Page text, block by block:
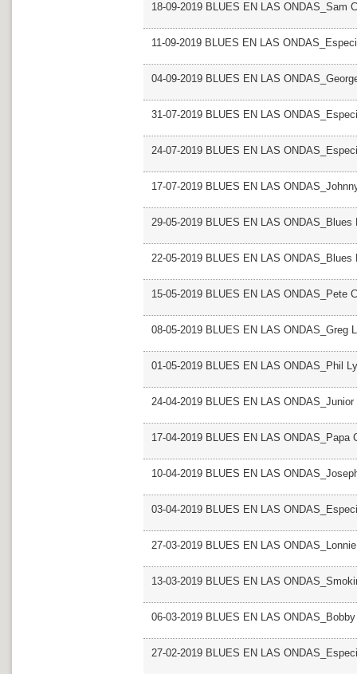
18-09-2019 BLUES EN LAS ONDAS_Sam
11-09-2019 BLUES EN LAS
04-09-2019 BLUES EN LAS
31-07-2019 BLUES EN LAS
24-07-2019 BLUES EN LAS
17-07-2019 BLUES EN LAS
29-05-2019 BLUES EN LAS
22-05-2019 BLUES EN LAS
15-05-2019 BLUES EN LAS ONDAS_Pete
08-05-2019 BLUES EN LAS ONDAS_Greg
01-05-2019 BLUES EN LAS ONDAS_Phil
24-04-2019 BLUES EN LAS ONDAS_Junior
17-04-2019 BLUES EN LAS ONDAS_Papa
10-04-2019 BLUES EN LAS
03-04-2019 BLUES EN LAS
27-03-2019 BLUES EN LAS
13-03-2019 BLUES EN LAS
06-03-2019 BLUES EN LAS
27-02-2019 BLUES EN LAS